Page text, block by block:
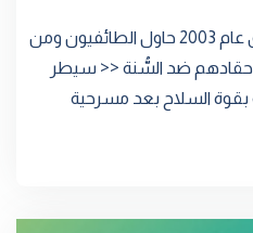
<< منذ الاحتلال الأمريكي للعراق عام 2003 حاول الطائفيون ومن
أحقادهم ضد السُّنة << سيطر
السلاح بعد مسرحية